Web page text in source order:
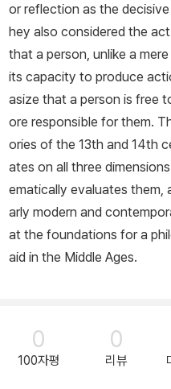
or reflection as the
hey also considered the
that a person, unlike a
its capacity to produce
asize that a person is free
ore responsible for them.
ories of the 13th and 14th
ates on all three
ematically evaluates them,
arly modern and
at the foundations for a
aid in the Middle Ages.
0
100자평
0
리뷰